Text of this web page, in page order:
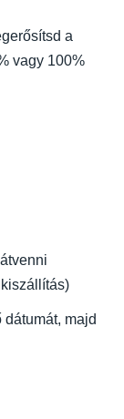
a
vagy 100%
majd